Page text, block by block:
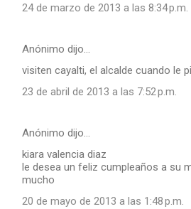
24 de marzo de 2013 a las 8:34 p.m.
Anónimo dijo…
visiten cayalti, el alcalde cuando le
23 de abril de 2013 a las 7:52 p.m.
Anónimo dijo…
kiara valencia diaz
le desea un feliz cumpleaños a su
mucho
20 de mayo de 2013 a las 1:48 p.m.